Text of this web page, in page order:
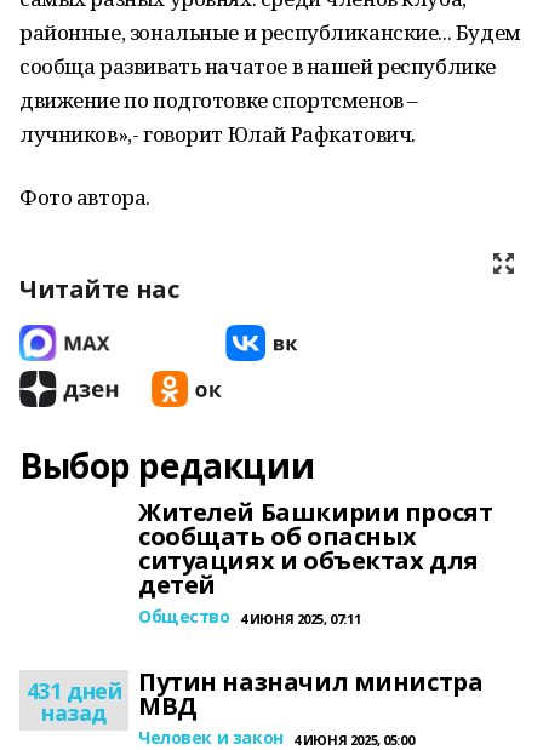
районные, зональные и республиканские... Будем
сообща развивать начатое в нашей республике
движение по подготовке спортсменов –
лучников»,- говорит Юлай Рафкатович.
Фото автора.
Читайте нас
Выбор редакции
Жителей Башкирии просят
сообщать об опасных
ситуациях и объектах для
детей
Общество 4 ИЮНЯ 2025, 07:11
431 дней
назад
Путин назначил министра
МВД
Человек и закон 4 ИЮНЯ 2025, 05:00